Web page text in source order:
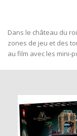
Dans le château du
zones de jeu et des
au film avec les mini-